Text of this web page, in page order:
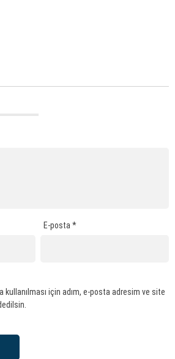
E-posta*
kullanılması için adım, e-posta adresim ve site